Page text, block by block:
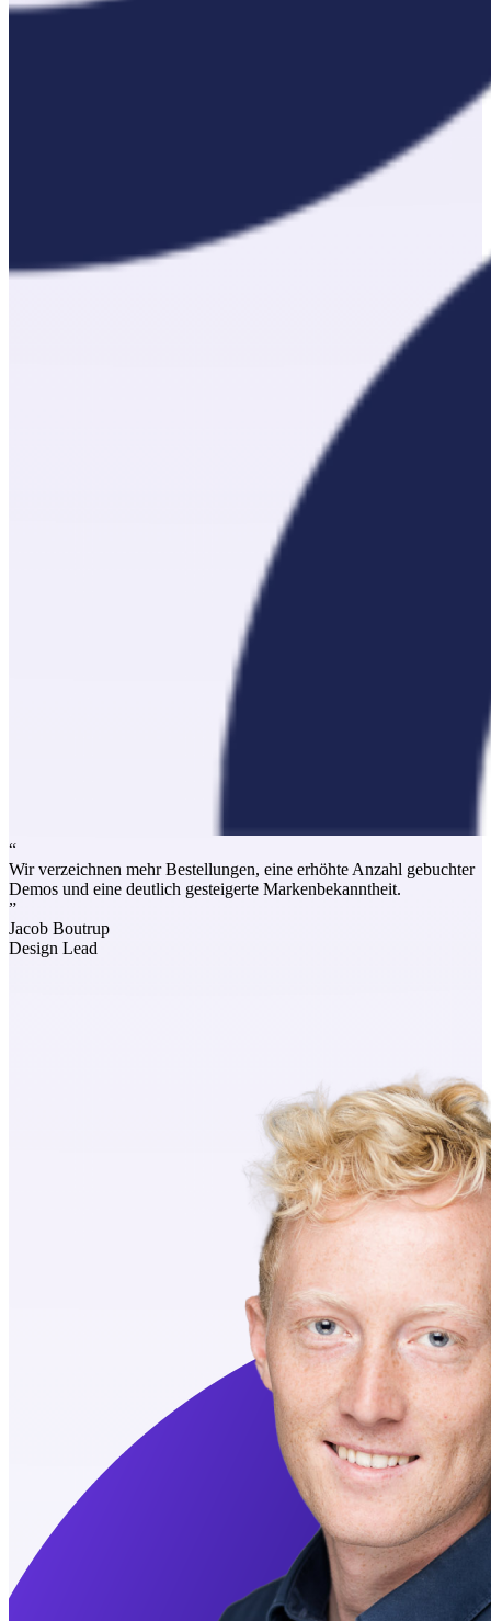
“
Wir verzeichnen mehr Bestellungen, eine erhöhte Anzahl gebuchter
Demos und eine deutlich gesteigerte Markenbekanntheit.
”
Jacob Boutrup
Design Lead